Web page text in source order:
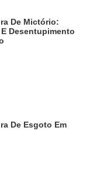
De Mictório:
Desentupimento
De Esgoto Em